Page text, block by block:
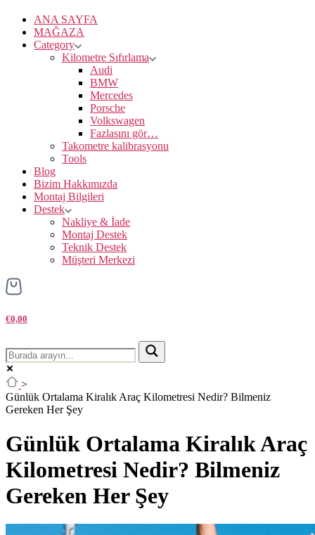
ANA SAYFA
MAĞAZA
Category
Kilometre Sıfırlama
Audi
BMW
Mercedes
Porsche
Volkswagen
Fazlasını gör…
Takometre kalibrasyonu
Tools
Blog
Bizim Hakkımızda
Montaj Bilgileri
Destek
Nakliye & İade
Montaj Destek
Teknik Destek
Müşteri Merkezi
€0,00
>
Günlük Ortalama Kiralık Araç Kilometresi Nedir? Bilmeniz
Gereken Her Şey
Günlük Ortalama Kiralık Araç
Kilometresi Nedir? Bilmeniz
Gereken Her Şey